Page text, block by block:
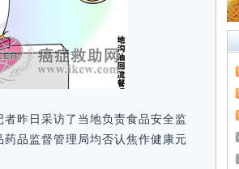
昨日采访了当地负责食品安全监
品监督管理局均否认焦作健康元